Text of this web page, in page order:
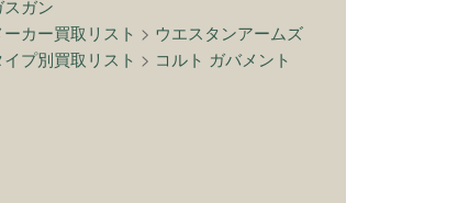
スガン
ーカー買取リスト > ウエスタンアームズ
イプ別買取リスト > コルト ガバメント